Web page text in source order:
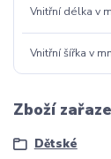
Vnitřní délka v
Vnitřní šířka v
Zboží
Dětské